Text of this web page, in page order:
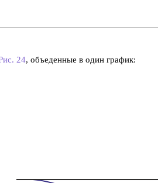
24, объеденные в один график: